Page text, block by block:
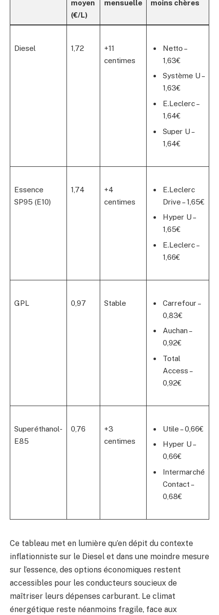
moyen
(€/L)
mensuelle moins chères
Diesel 1,72
+11
centimes
Netto –
1,63€
Système U –
1,63€
E.Leclerc –
1,64€
Super U –
1,64€
Essence
SP95 (E10)
1,74
+4
centimes
E.Leclerc
Drive – 1,65€
Hyper U –
1,65€
E.Leclerc –
1,66€
GPL 0,97 Stable
Carrefour –
0,83€
Auchan –
0,92€
Total
Access –
0,92€
Superéthanol-
E85
0,76
+3
centimes
Utile – 0,66€
Hyper U –
0,66€
Intermarché
Contact –
0,68€
Ce tableau met en lumière qu’en dépit du contexte
inflationniste sur le Diesel et dans une moindre mesure
sur l’essence, des options économiques restent
accessibles pour les conducteurs soucieux de
maîtriser leurs dépenses carburant. Le climat
énergétique reste néanmoins fragile, face aux